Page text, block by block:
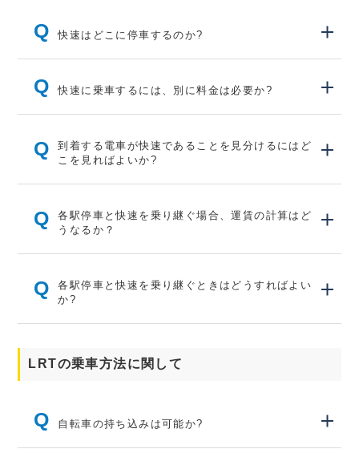
Q 快速はどこに停車するのか?
Q 快速に乗車するには、別に料金は必要か?
Q
到着する電車が快速であることを見分けるにはど
こを見ればよいか?
Q
各駅停車と快速を乗り継ぐ場合、運賃の計算はど
うなるか？
Q
各駅停車と快速を乗り継ぐときはどうすればよい
か?
LRTの乗車方法に関して
Q 自転車の持ち込みは可能か?